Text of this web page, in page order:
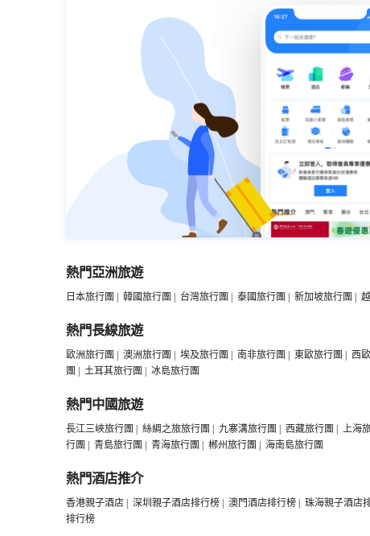
熱門亞洲旅遊
日本旅行團 | 韓國旅行團 | 台灣旅行團 | 泰國旅行團 | 新加坡旅行團 |
熱門長線旅遊
歐洲旅行團 | 澳洲旅行團 | 埃及旅行團 | 南非旅行團 | 東歐旅行團 | 西
團 | 土耳其旅行團 | 冰島旅行團
熱門中國旅遊
長江三峽旅行團 | 絲綢之旅旅行團 | 九寨溝旅行團 | 西藏旅行團 | 上海
行團 | 青島旅行團 | 青海旅行團 | 郴州旅行團 | 海南島旅行團
熱門酒店推介
香港親子酒店 | 深圳親子酒店排行榜 | 澳門酒店排行榜 | 珠海親子酒店
排行榜